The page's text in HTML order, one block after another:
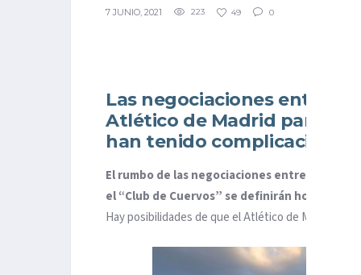
7 JUNIO, 2021 223 49 0
Las negociaciones entre el
Atlético de Madrid para la
han tenido complicaciones
El rumbo de las negociaciones entre el
el “Club de Cuervos” se definirán hoy por la
Hay posibilidades de que el Atlético de Madrid